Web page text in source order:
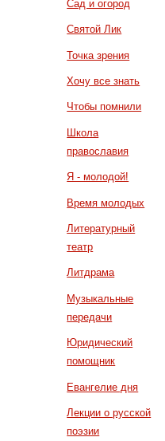
Сад и огород
Святой Лик
Точка зрения
Хочу все знать
Чтобы помнили
Школа
православия
Я - молодой!
Время молодых
Литературный
театр
Литдрама
Музыкальные
передачи
Юридический
помощник
Евангелие дня
Лекции о русской
поэзии